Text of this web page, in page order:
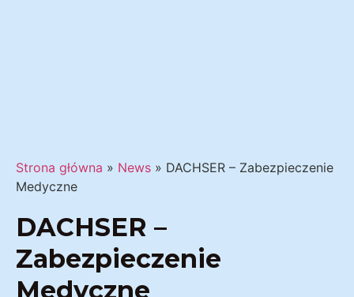
Strona główna » News » DACHSER – Zabezpieczenie
Medyczne
DACHSER –
Zabezpieczenie
Medyczne